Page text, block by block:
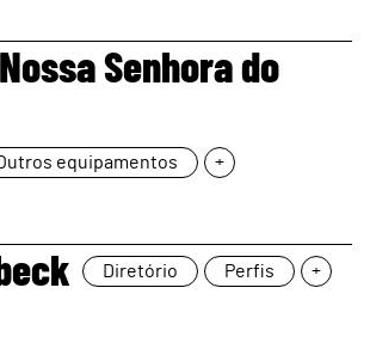
Senhora do
equipamentos +
Diretório Perfis +